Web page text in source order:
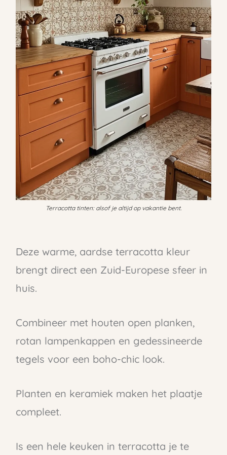
Terracotta tinten: alsof je altijd op vakantie bent.
Deze warme, aardse terracotta kleur
brengt direct een Zuid-Europese sfeer in
huis.
Combineer met houten open planken,
rotan lampenkappen en gedessineerde
tegels voor een boho-chic look.
Planten en keramiek maken het plaatje
compleet.
Is een hele keuken in terracotta je te